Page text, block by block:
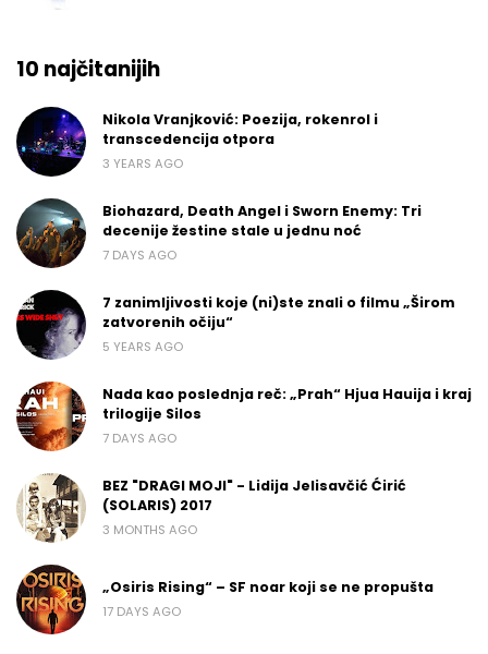
10 najčitanijih
Nikola Vranjković: Poezija, rokenrol i
transcedencija otpora
3 YEARS AGO
Biohazard, Death Angel i Sworn Enemy: Tri
decenije žestine stale u jednu noć
7 DAYS AGO
7 zanimljivosti koje (ni)ste znali o filmu „Širom
zatvorenih očiju“
5 YEARS AGO
Nada kao poslednja reč: „Prah“ Hjua Hauija i kraj
trilogije Silos
7 DAYS AGO
BEZ "DRAGI MOJI" - Lidija Jelisavčić Ćirić
(SOLARIS) 2017
3 MONTHS AGO
„Osiris Rising“ – SF noar koji se ne propušta
17 DAYS AGO